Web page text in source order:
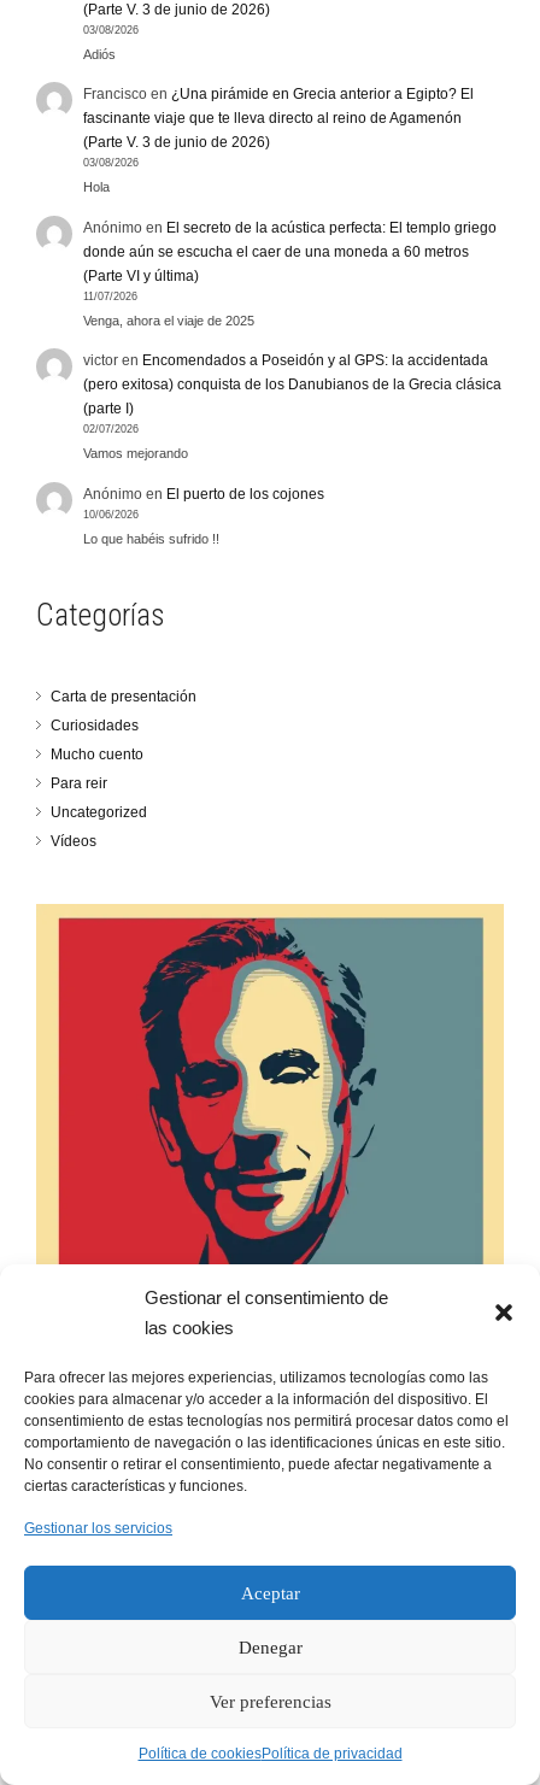
Gestionar el consentimiento de
las cookies
Para ofrecer las mejores experiencias, utilizamos tecnologías como las
cookies para almacenar y/o acceder a la información del dispositivo. El
consentimiento de estas tecnologías nos permitirá procesar datos como el
comportamiento de navegación o las identificaciones únicas en este sitio.
No consentir o retirar el consentimiento, puede afectar negativamente a
ciertas características y funciones.
Gestionar los servicios
Aceptar
Denegar
Ver preferencias
Política de cookiesPolítica de privacidad
(Parte V. 3 de junio de 2026)
03/08/2026
Adiós
Francisco en ¿Una pirámide en Grecia anterior a Egipto? El
fascinante viaje que te lleva directo al reino de Agamenón
(Parte V. 3 de junio de 2026)
03/08/2026
Hola
Anónimo en El secreto de la acústica perfecta: El templo griego
donde aún se escucha el caer de una moneda a 60 metros
(Parte VI y última)
11/07/2026
Venga, ahora el viaje de 2025
victor en Encomendados a Poseidón y al GPS: la accidentada
(pero exitosa) conquista de los Danubianos de la Grecia clásica
(parte I)
02/07/2026
Vamos mejorando
Anónimo en El puerto de los cojones
10/06/2026
Lo que habéis sufrido !!
Categorías
Carta de presentación
Curiosidades
Mucho cuento
Para reir
Uncategorized
Vídeos
Pues, no somos. De hecho, solo soy yo. Julio Hidalgo Ardila. Trabajé
en 6 periódicos, no soy periodista. En 2 rotativas, no soy impresor. Viví
fotógrafo. Puedes seguir mi cuenta de Instagram. Allí soy Pepografo. Mi